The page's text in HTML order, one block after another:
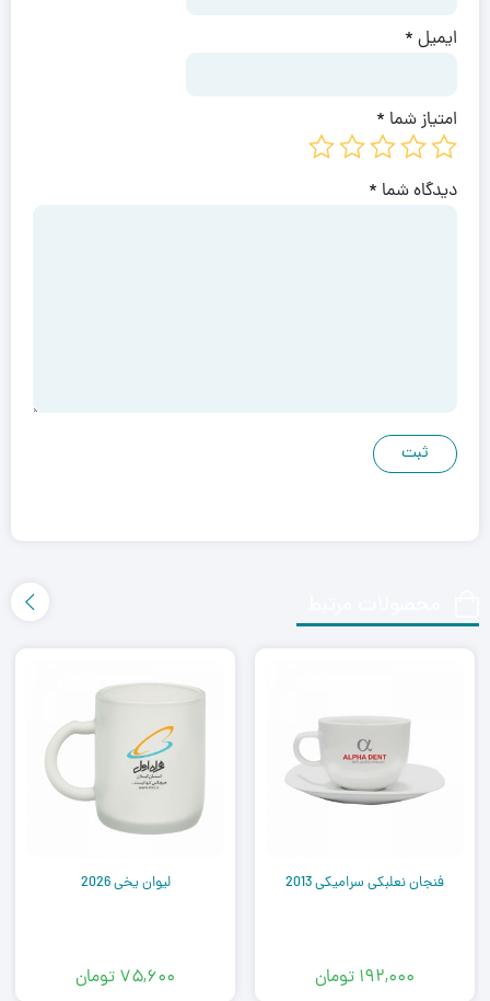
ایمیل *
امتیاز شما *
دیدگاه شما *
فنجان نعلبکی سرامیکی 2013
۱۹۲,۰۰۰ تومان
لیوان یخی 2026
۷۵,۶۰۰ تومان